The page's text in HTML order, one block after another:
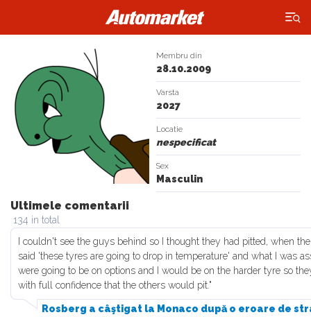
×
Membru din
28.10.2009
Varsta
2027
Locatie
nespecificat
Sex
Masculin
Ultimele comentarii
134 in total
I couldn't see the guys behind so I thought they had pitted, when
said 'these tyres are going to drop in temperature' and what I was
were going to be on options and I would be on the harder tyre so
with full confidence that the others would pit."
Rosberg a câştigat la Monaco după o eroare de